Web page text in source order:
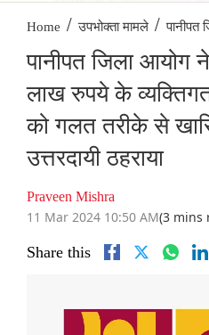
Home / उपभोक्ता मामले / पानीपत
पानीपत जिला आयोग
लाख रुपये के व्यक्तिगत
को गलत तरीके से
उत्तरदायी ठहराया
Praveen Mishra
11 Mar 2024 10:50 AM(3 mins
Share this